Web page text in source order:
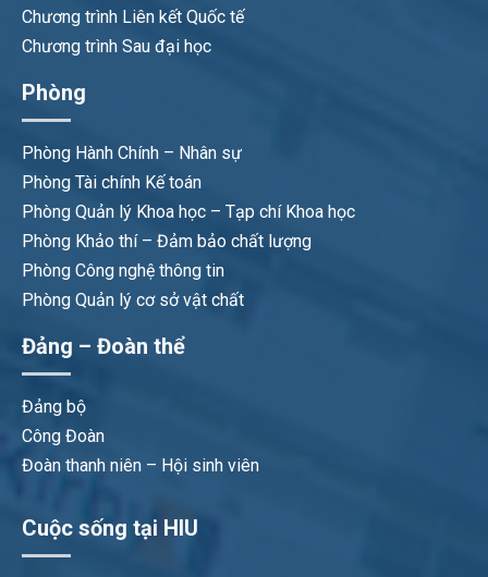
Chương trình Liên kết Quốc tế
Chương trình Sau đại học
Phòng
Phòng Hành Chính – Nhân sự
Phòng Tài chính Kế toán
Phòng Quản lý Khoa học – Tạp chí Khoa học
Phòng Khảo thí – Đảm bảo chất lượng
Phòng Công nghệ thông tin
Phòng Quản lý cơ sở vật chất
Đảng – Đoàn thể
Đảng bộ
Công Đoàn
Đoàn thanh niên – Hội sinh viên
Cuộc sống tại HIU